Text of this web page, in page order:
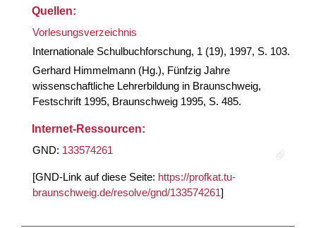
Quellen:
Vorlesungsverzeichnis
Internationale Schulbuchforschung, 1 (19), 1997, S. 103.
Gerhard Himmelmann (Hg.), Fünfzig Jahre
wissenschaftliche Lehrerbildung in Braunschweig,
Festschrift 1995, Braunschweig 1995, S. 485.
Internet-Ressourcen:
GND: 133574261
[GND-Link auf diese Seite: https://profkat.tu-
braunschweig.de/resolve/gnd/133574261]